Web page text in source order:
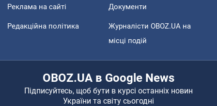
Реклама на сайті Документи
Редакційна політика
Журналісти OBOZ.UA на
місці подій
OBOZ.UA в Google News
Підписуйтесь, щоб бути в курсі останніх новин
України та світу сьогодні